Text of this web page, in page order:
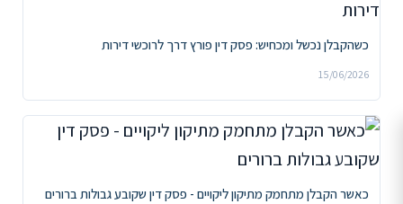
כשהקבלן נכשל ומכחיש: פסק דין פורץ דרך לרוכשי דירות
15/06/2026
כאשר הקבלן מתחמק מתיקון ליקויים - פסק דין שקובע גבולות ברורים